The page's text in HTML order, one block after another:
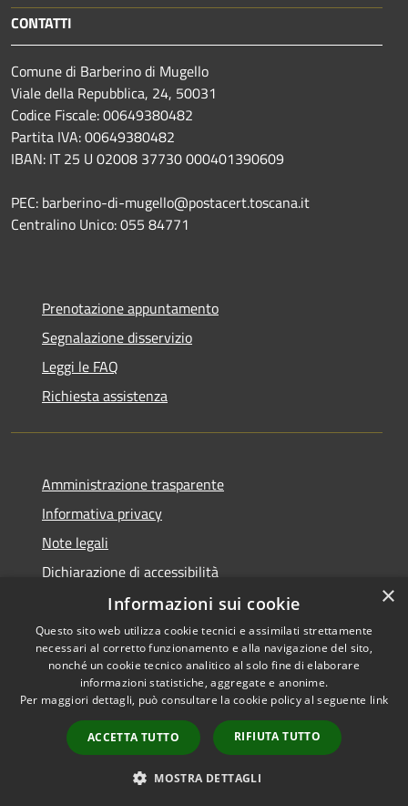
CONTATTI
Comune di Barberino di Mugello
Viale della Repubblica, 24, 50031
Codice Fiscale: 00649380482
Partita IVA: 00649380482
IBAN: IT 25 U 02008 37730 000401390609
PEC: barberino-di-mugello@postacert.toscana.it
Centralino Unico: 055 84771
Prenotazione appuntamento
Segnalazione disservizio
Leggi le FAQ
Richiesta assistenza
Amministrazione trasparente
Informativa privacy
Note legali
Dichiarazione di accessibilità
Accessibilità
Privacy
Mappa del sito
Copyright © 2026 • Comune di
Barberino di Mugello •
Powered byMunicipium •
Accesso redazione
×
Informazioni sui cookie
Questo sito web utilizza cookie tecnici e assimilati strettamente
necessari al corretto funzionamento e alla navigazione del sito,
nonché un cookie tecnico analitico al solo fine di elaborare
informazioni statistiche, aggregate e anonime.
Per maggiori dettagli, può consultare la cookie policy al seguente link
ACCETTA TUTTO RIFIUTA TUTTO
MOSTRA DETTAGLI